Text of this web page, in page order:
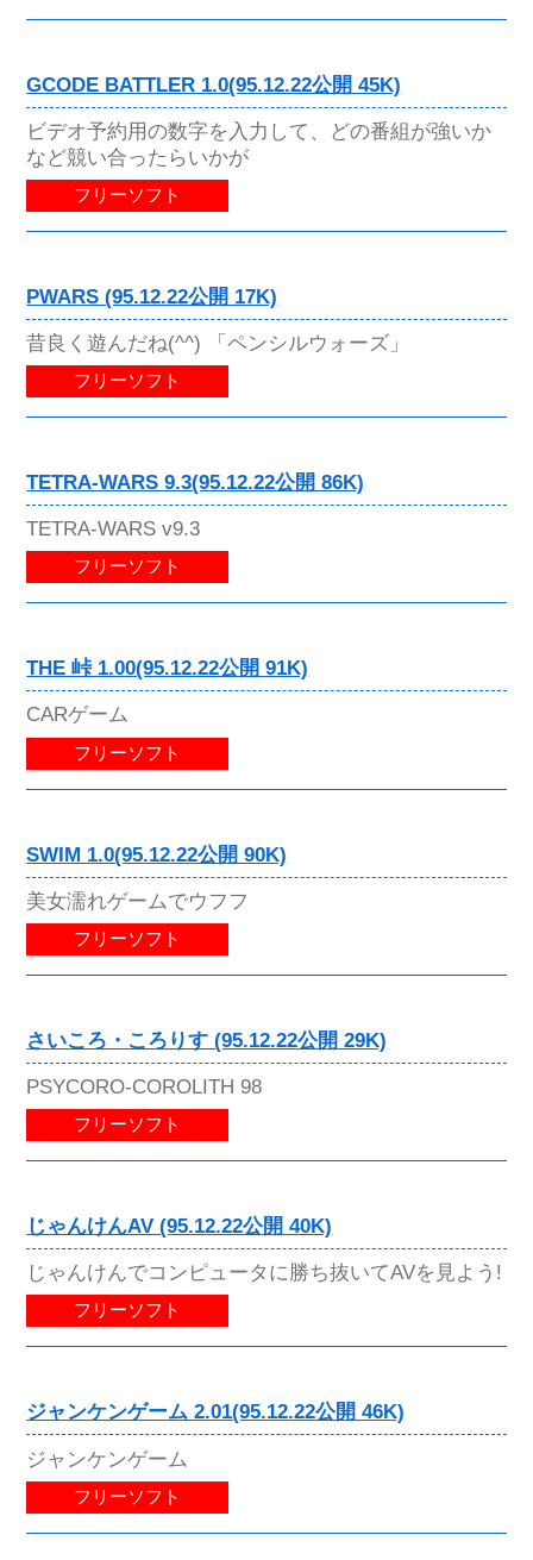
GCODE BATTLER 1.0(95.12.22公開 45K)
ビデオ予約用の数字を入力して、どの番組が強いか
など競い合ったらいかが
フリーソフト
PWARS (95.12.22公開 17K)
昔良く遊んだね(^^) 「ペンシルウォーズ」
フリーソフト
TETRA-WARS 9.3(95.12.22公開 86K)
TETRA-WARS v9.3
フリーソフト
THE 峠 1.00(95.12.22公開 91K)
CARゲーム
フリーソフト
SWIM 1.0(95.12.22公開 90K)
美女濡れゲームでウフフ
フリーソフト
さいころ・ころりす (95.12.22公開 29K)
PSYCORO-COROLITH 98
フリーソフト
じゃんけんAV (95.12.22公開 40K)
じゃんけんでコンピュータに勝ち抜いてAVを見よう!
フリーソフト
ジャンケンゲーム 2.01(95.12.22公開 46K)
ジャンケンゲーム
フリーソフト